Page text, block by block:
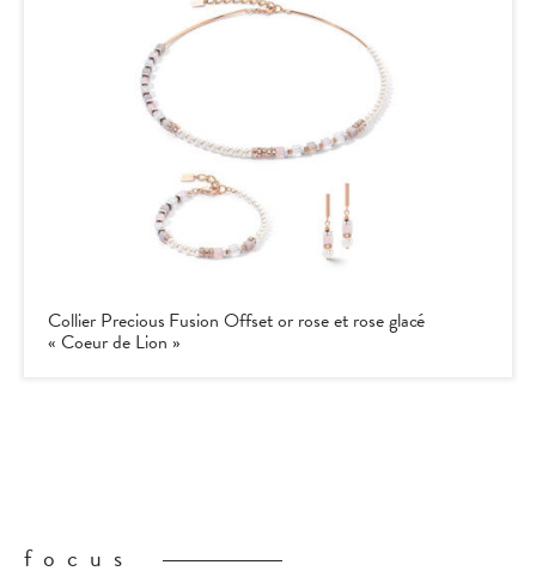
Collier Precious Fusion Offset or rose et rose glacé
« Coeur de Lion »
focus